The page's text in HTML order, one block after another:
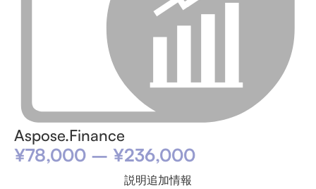
Aspose.Finance
¥78,000 – ¥236,000
説明追加情報